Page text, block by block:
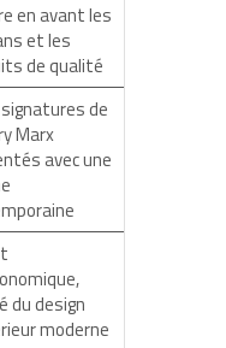
en avant les
et les
de qualité
de
Marx
avec une
du design
moderne